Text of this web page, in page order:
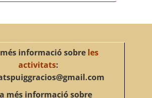
informació sobre les
activitats:
més informació sobre